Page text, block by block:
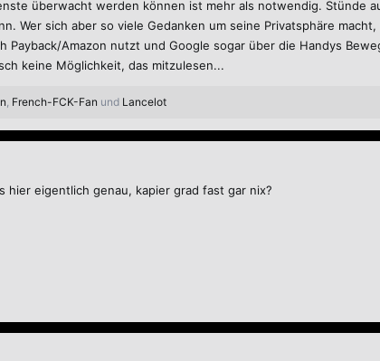
wann​
13. Juni werden die Minister*innen im Rat der EU (Konfiguration
Mehrheit bestätigt,will der Vorsitz einen neuen Text vorlegen und
wir jetzt alle so schnell es geht aktiv werden
überwacht werden können ist mehr als notwendig. Stünde
Wer sich aber so viele Gedanken um seine Privatsphäre
Payback/Amazon nutzt und Google sogar über die Handys
keine Möglichkeit, das mitzulesen...
French-FCK-Fan und Lancelot
hier eigentlich genau, kapier grad fast gar nix?